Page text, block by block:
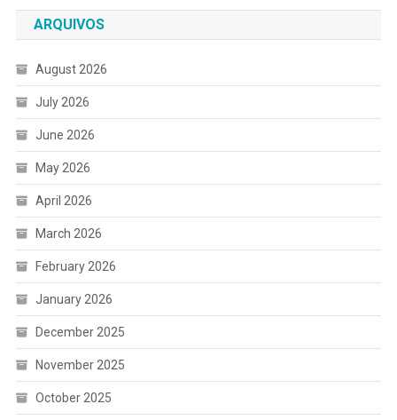
ARQUIVOS
August 2026
July 2026
June 2026
May 2026
April 2026
March 2026
February 2026
January 2026
December 2025
November 2025
October 2025